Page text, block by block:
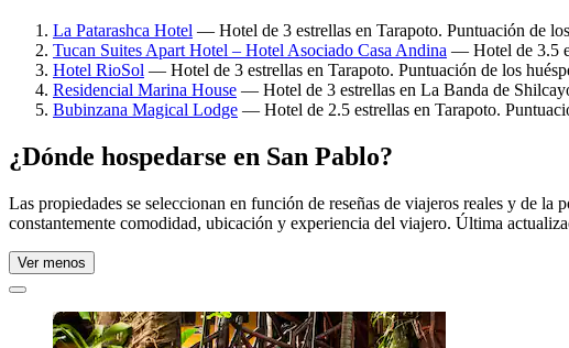
La Patarashca Hotel — Hotel de 3 estrellas en Tarapoto. Puntuación de
Tucan Suites Apart Hotel – Hotel Asociado Casa Andina — Hotel de 3.5
Hotel RioSol — Hotel de 3 estrellas en Tarapoto. Puntuación de los
Residencial Marina House — Hotel de 3 estrellas en La Banda de
Bubinzana Magical Lodge — Hotel de 2.5 estrellas en Tarapoto.
¿Dónde hospedarse en San Pablo?
Las propiedades se seleccionan en función de reseñas de viajeros reales y de
constantemente comodidad, ubicación y experiencia del viajero. Última
Ver menos